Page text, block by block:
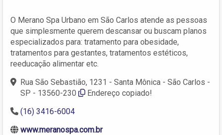
O Merano Spa Urbano em São Carlos atende as pessoas
que simplesmente querem descansar ou buscam planos
especializados para: tratamento para obesidade,
tratamentos para gestantes, tratamentos estéticos,
reeducação alimentar etc.
Rua São Sebastião, 1231 - Santa Mônica - São Carlos -
SP - 13560-230
Endereço copiado!
(16) 3416-6004
www.meranospa.com.br